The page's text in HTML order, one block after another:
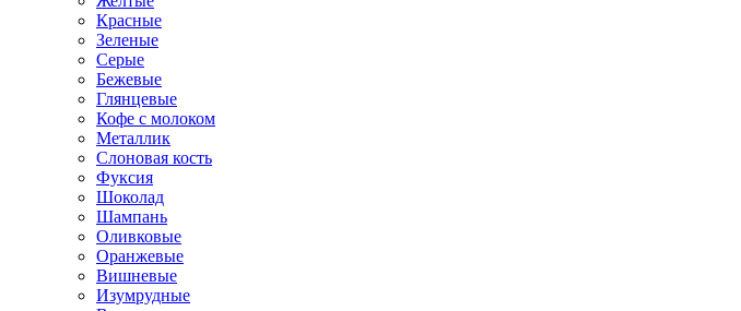
Красные
Зеленые
Серые
Бежевые
Глянцевые
Кофе с молоком
Металлик
Слоновая кость
Фуксия
Шоколад
Шампань
Оливковые
Оранжевые
Вишневые
Изумрудные